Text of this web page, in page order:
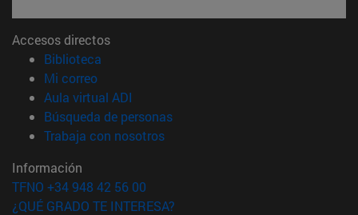
Accesos directos
Biblioteca
Mi correo(abre en nueva ventana)
Aula virtual ADI
Búsqueda de personas(abre en nueva ventana)
Trabaja con nosotros(abre en nueva ventana)
Información
TFNO +34 948 42 56 00
¿QUÉ GRADO TE INTERESA?